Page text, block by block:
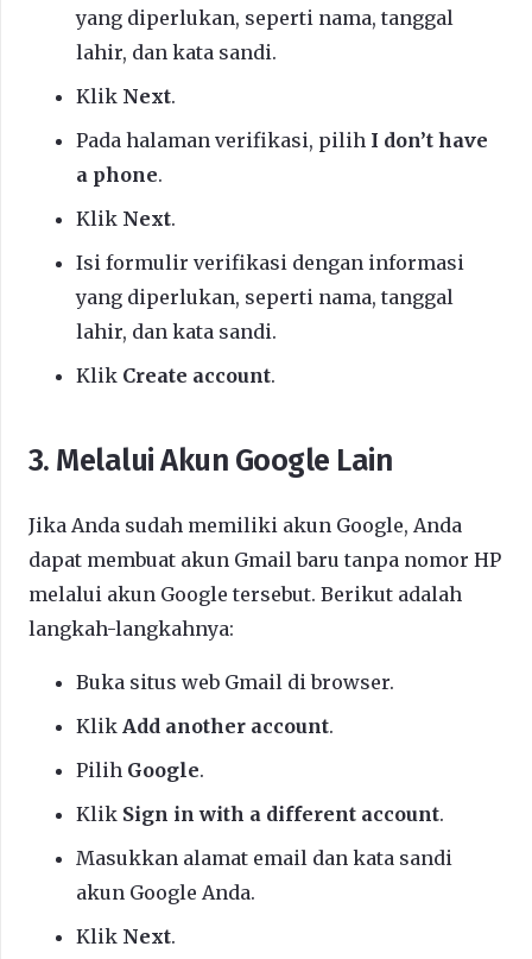
yang diperlukan, seperti nama, tanggal
lahir, dan kata sandi.
Klik Next.
Pada halaman verifikasi, pilih I don’t have
a phone.
Klik Next.
Isi formulir verifikasi dengan informasi
yang diperlukan, seperti nama, tanggal
lahir, dan kata sandi.
Klik Create account.
3. Melalui Akun Google Lain
Jika Anda sudah memiliki akun Google, Anda
dapat membuat akun Gmail baru tanpa nomor HP
melalui akun Google tersebut. Berikut adalah
langkah-langkahnya:
Buka situs web Gmail di browser.
Klik Add another account.
Pilih Google.
Klik Sign in with a different account.
Masukkan alamat email dan kata sandi
akun Google Anda.
Klik Next.